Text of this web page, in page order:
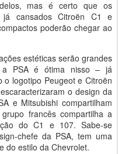
mas é certo que os
já cansados Citroën C1 e
poderão chegar ao
estéticas serão grandes
a PSA é ótima nisso – já
o logotipo Peugeot e Citroën
o design da
e Mitsubishi compartilham
francês compartilha a
do C1 e 107. Sabe-se
chefe da PSA, tem uma
do estilo da Chevrolet.